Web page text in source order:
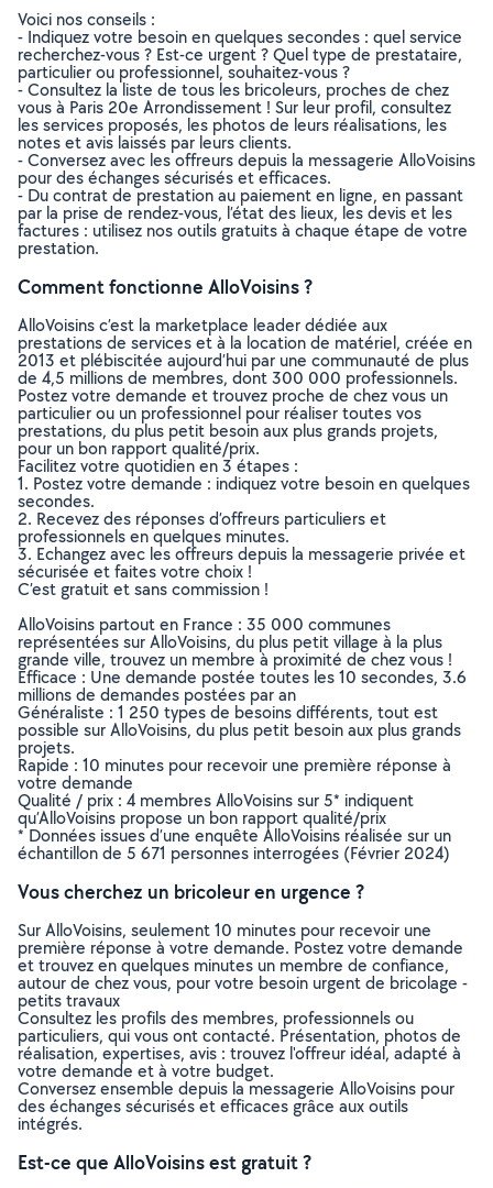
Voici nos conseils :
- Indiquez votre besoin en quelques secondes : quel service
recherchez-vous ? Est-ce urgent ? Quel type de prestataire,
particulier ou professionnel, souhaitez-vous ?
- Consultez la liste de tous les bricoleurs, proches de chez
vous à Paris 20e Arrondissement ! Sur leur profil, consultez
les services proposés, les photos de leurs réalisations, les
notes et avis laissés par leurs clients.
- Conversez avec les offreurs depuis la messagerie AlloVoisins
pour des échanges sécurisés et efficaces.
- Du contrat de prestation au paiement en ligne, en passant
par la prise de rendez-vous, l’état des lieux, les devis et les
factures : utilisez nos outils gratuits à chaque étape de votre
prestation.
Comment fonctionne AlloVoisins ?
AlloVoisins c’est la marketplace leader dédiée aux
prestations de services et à la location de matériel, créée en
2013 et plébiscitée aujourd’hui par une communauté de plus
de 4,5 millions de membres, dont 300 000 professionnels.
Postez votre demande et trouvez proche de chez vous un
particulier ou un professionnel pour réaliser toutes vos
prestations, du plus petit besoin aux plus grands projets,
pour un bon rapport qualité/prix.
Facilitez votre quotidien en 3 étapes :
1. Postez votre demande : indiquez votre besoin en quelques
secondes.
2. Recevez des réponses d’offreurs particuliers et
professionnels en quelques minutes.
3. Echangez avec les offreurs depuis la messagerie privée et
sécurisée et faites votre choix !
C’est gratuit et sans commission !
AlloVoisins partout en France : 35 000 communes
représentées sur AlloVoisins, du plus petit village à la plus
grande ville, trouvez un membre à proximité de chez vous !
Efficace : Une demande postée toutes les 10 secondes, 3.6
millions de demandes postées par an
Généraliste : 1 250 types de besoins différents, tout est
possible sur AlloVoisins, du plus petit besoin aux plus grands
projets.
Rapide : 10 minutes pour recevoir une première réponse à
votre demande
Qualité / prix : 4 membres AlloVoisins sur 5* indiquent
qu’AlloVoisins propose un bon rapport qualité/prix
* Données issues d’une enquête AlloVoisins réalisée sur un
échantillon de 5 671 personnes interrogées (Février 2024)
Vous cherchez un bricoleur en urgence ?
Sur AlloVoisins, seulement 10 minutes pour recevoir une
première réponse à votre demande. Postez votre demande
et trouvez en quelques minutes un membre de confiance,
autour de chez vous, pour votre besoin urgent de bricolage -
petits travaux
Consultez les profils des membres, professionnels ou
particuliers, qui vous ont contacté. Présentation, photos de
réalisation, expertises, avis : trouvez l'offreur idéal, adapté à
votre demande et à votre budget.
Conversez ensemble depuis la messagerie AlloVoisins pour
des échanges sécurisés et efficaces grâce aux outils
intégrés.
Est-ce que AlloVoisins est gratuit ?